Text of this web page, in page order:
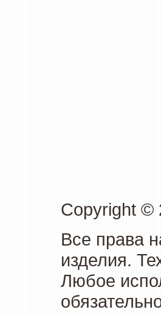
Copyright ©
Все права
изделия.
Любое